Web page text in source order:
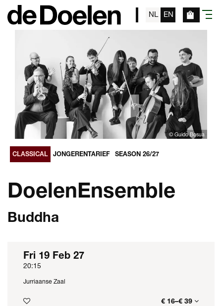
NL EN menu
© Guido Bosua
CLASSICAL JONGERENTARIEF SEASON 26/27
DoelenEnsemble
Buddha
Fri 19 Feb 27
20:15
Jurriaanse Zaal
€ 16–€ 39